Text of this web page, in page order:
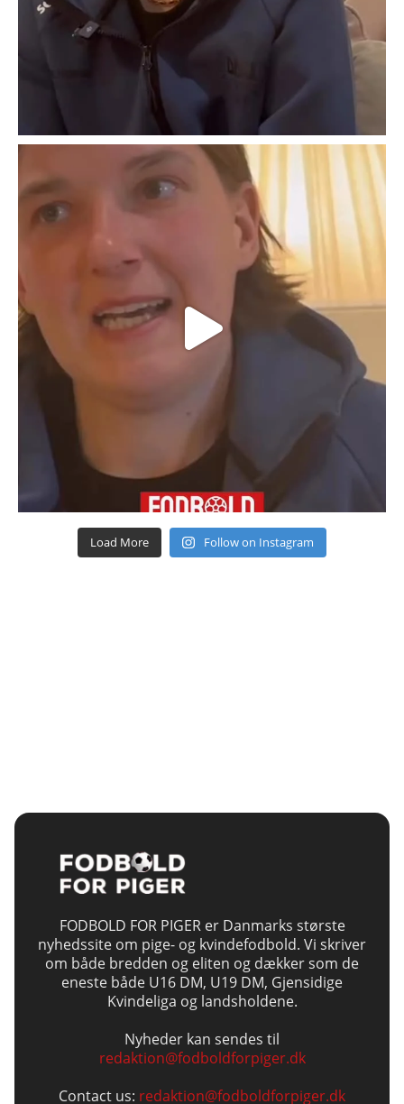
Load More Follow on Instagram
FODBOLD FOR PIGER er Danmarks største
nyhedssite om pige- og kvindefodbold. Vi skriver
om både bredden og eliten og dækker som de
eneste både U16 DM, U19 DM, Gjensidige
Kvindeliga og landsholdene.
Nyheder kan sendes til
redaktion@fodboldforpiger.dk
Contact us: redaktion@fodboldforpiger.dk